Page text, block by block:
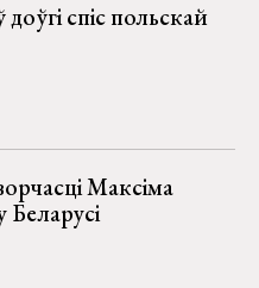
доўгі спіс польскай
Максіма
Беларусі